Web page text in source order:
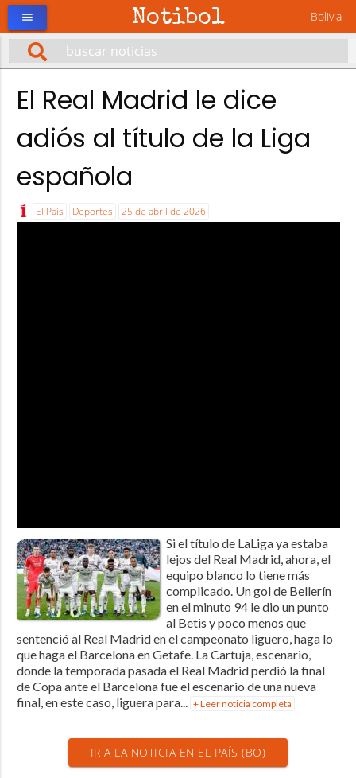
Notibol Bolivia
menu
El Real Madrid le dice
adiós al título de la Liga
española
El País Deportes 25 de abril de 2026
Si el título de LaLiga ya estaba
lejos del Real Madrid, ahora, el
equipo blanco lo tiene más
complicado. Un gol de Bellerín
en el minuto 94 le dio un punto
al Betis y poco menos que
sentenció al Real Madrid en el campeonato liguero, haga lo
que haga el Barcelona en Getafe. La Cartuja, escenario,
donde la temporada pasada el Real Madrid perdió la final
de Copa ante el Barcelona fue el escenario de una nueva
final, en este caso, liguera para... + Leer noticia completa
IR A LA NOTICIA EN EL PAÍS (BO)